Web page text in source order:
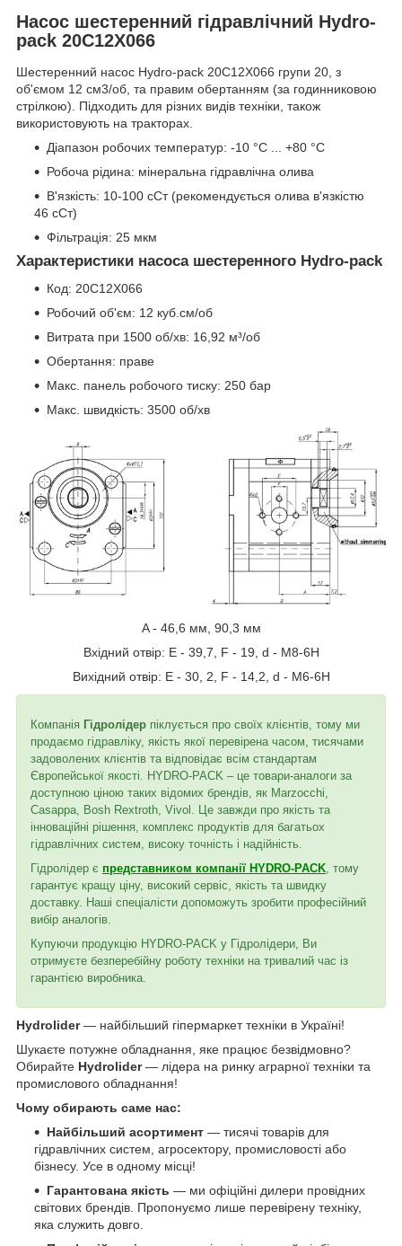
Насос шестеренний гідравлічний Hydro-
pack 20С12X066
Шестеренний насос Hydro-pack 20С12X066 групи 20, з
об'ємом 12 см3/об, та правим обертанням (за годинниковою
стрілкою). Підходить для різних видів техніки, також
використовують на тракторах.
Діапазон робочих температур: -10 °C ... +80 °C
Робоча рідина: мінеральна гідравлічна олива
В'язкість: 10-100 сСт (рекомендується олива в'язкістю
46 сСт)
Фільтрація: 25 мкм
Характеристики насоса шестеренного Hydro-pack
Код: 20C12X066
Робочий об'єм: 12 куб.см/об
Витрата при 1500 об/хв: 16,92 м³/об
Обертання: праве
Макс. панель робочого тиску: 250 бар
Макс. швидкість: 3500 об/хв
A - 46,6 мм, 90,3 мм
Вхідний отвір: E - 39,7, F - 19, d - M8-6H
Вихідний отвір: E - 30, 2, F - 14,2, d - M6-6H
Компанія Гідролідер піклується про своїх клієнтів, тому ми
продаємо гідравліку, якість якої перевірена часом, тисячами
задоволених клієнтів та відповідає всім стандартам
Європейської якості. HYDRO-PACK – це товари-аналоги за
доступною ціною таких відомих брендів, як Marzocchi,
Casappa, Bosh Rextroth, Vivol. Це завжди про якість та
інноваційні рішення, комплекс продуктів для багатьох
гідравлічних систем, високу точність і надійність.
Гідролідер є представником компанії HYDRO-PACK, тому
гарантує кращу ціну, високий сервіс, якість та швидку
доставку. Наші спеціалісти допоможуть зробити професійний
вибір аналогів.
Купуючи продукцію HYDRO-PACK у Гідролідери, Ви
отримуєте безперебійну роботу техніки на тривалий час із
гарантією виробника.
Hydrolider— найбільший гіпермаркет техніки в Україні!
Шукаєте потужне обладнання, яке працює безвідмовно?
Обирайте Hydrolider— лідера на ринку аграрної техніки та
промислового обладнання!
Чому обирають саме нас:
Найбільший асортимент — тисячі товарів для
гідравлічних систем, агросектору, промисловості або
бізнесу. Усе в одному місці!
Гарантована якість — ми офіційні дилери провідних
світових брендів. Пропонуємо лише перевірену техніку,
яка служить довго.